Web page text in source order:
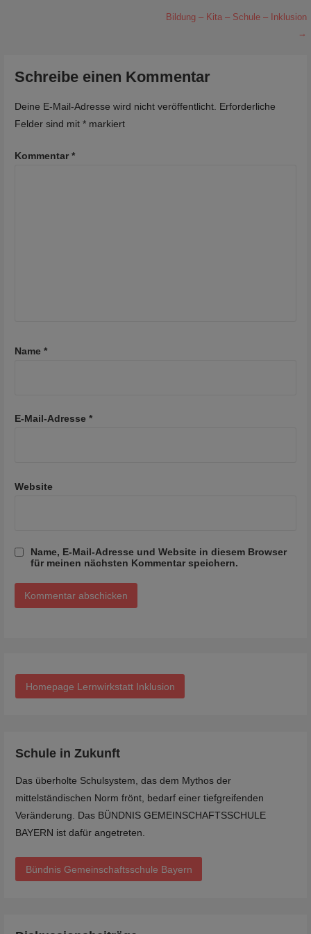
Bildung – Kita – Schule – Inklusion
→
Schreibe einen Kommentar
Deine E-Mail-Adresse wird nicht veröffentlicht. Erforderliche
Felder sind mit *markiert
Kommentar *
Name *
E-Mail-Adresse *
Website
Name, E-Mail-Adresse und Website in diesem Browser
für meinen nächsten Kommentar speichern.
Homepage Lernwirkstatt Inklusion
Schule in Zukunft
Das überholte Schulsystem, das dem Mythos der
mittelständischen Norm frönt, bedarf einer tiefgreifenden
Veränderung. Das BÜNDNIS GEMEINSCHAFTSSCHULE
BAYERN ist dafür angetreten.
Bündnis Gemeinschaftsschule Bayern